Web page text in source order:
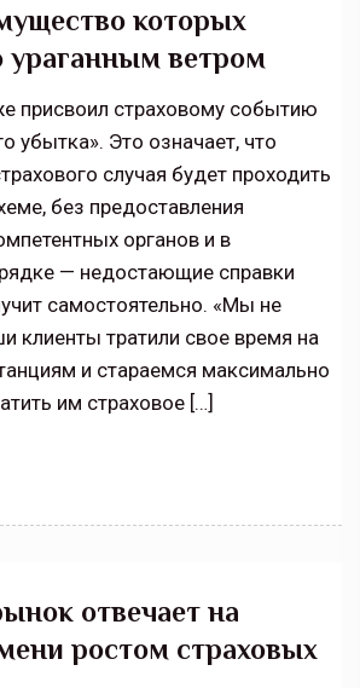
которых
ветром
присвоил страховому событию
убытка». Это означает, что
случая будет проходить
без предоставления
органов и в
— недостающие справки
самостоятельно. «Мы не
клиенты тратили свое время на
и стараемся максимально
им страховое […]
отвечает на
ростом страховых